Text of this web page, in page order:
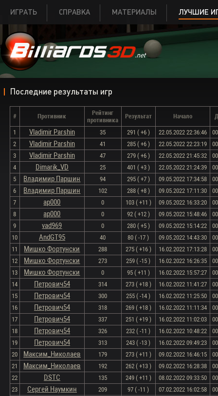
ИГРАТЬ СПРАВКА МАТЕРИАЛЫ ЛУЧШИЕ
Последние результаты игр
# Противник
Рейтинг
противника
Результат Начало
1 Vladimir Parshin 35 291 ( +6 ) 22.05.2022 22:36:46
2
Vladimir Parshin 41 285 ( +6 ) 22.05.2022 22:23:19
3
Vladimir Parshin 47 279 ( +6 ) 22.05.2022 21:45:32
4
Dimarik_VD 25 401 ( +3 ) 22.05.2022 21:24:39
5
Владимир Паршин 94 295 ( +7 ) 09.05.2022 17:34:58
6
Владимир Паршин 102 288 ( +8 ) 09.05.2022 17:11:30
7
ap000 0 103 ( +11 ) 09.05.2022 16:33:20
8
ap000 0 92 ( +12 ) 09.05.2022 15:48:46
9
vad969 0 280 ( +5 ) 09.05.2022 15:14:22
10
AndGT95 40 80 ( -17 ) 09.05.2022 14:43:30
11
Мишко Фортунски 288 275 ( +16 ) 16.02.2022 17:13:28
12
Мишко Фортунски 273 259 ( -15 ) 16.02.2022 16:26:35
13
Мишко Фортунски 0 95 ( +11 ) 16.02.2022 15:57:27
14
Петрович54 314 273 ( +18 ) 16.02.2022 11:41:27
15
Петрович54 300 255 ( -14 ) 16.02.2022 11:25:50
16
Петрович54 318 269 ( +18 ) 16.02.2022 11:11:34
17
Петрович54 337 251 ( +19 ) 16.02.2022 11:02:03
18
Петрович54 326 232 ( -11 ) 16.02.2022 10:48:22
19
Петрович54 313 243 ( -13 ) 16.02.2022 09:49:23
20
Максим_Николаев 179 273 ( +11 ) 09.02.2022 16:46:15
21
Максим_Николаев 192 262 ( +13 ) 09.02.2022 16:28:38
22
DSTC 135 249 ( +11 ) 08.02.2022 09:33:50
23
Сергей Наумкин 209 97 ( -11 ) 07.02.2022 16:02:58